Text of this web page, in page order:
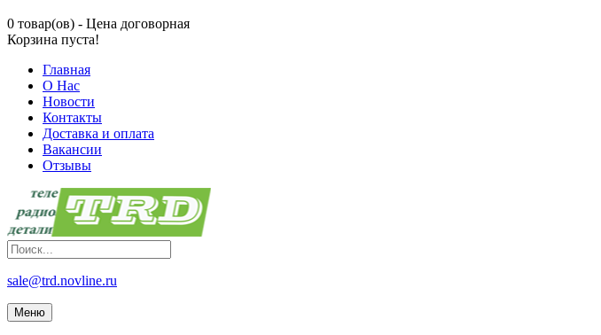
0 товар(ов) - Цена договорная
Корзина пуста!
Главная
О Нас
Новости
Контакты
Доставка и оплата
Вакансии
Отзывы
sale@trd.novline.ru
Меню